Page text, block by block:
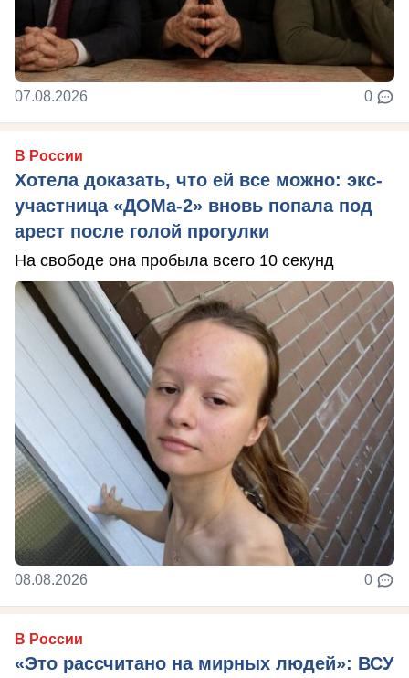
07.08.2026 0
В России
Хотела доказать, что ей все можно: экс-
участница «ДОМа-2» вновь попала под
арест после голой прогулки
На свободе она пробыла всего 10 секунд
08.08.2026 0
В России
«Это рассчитано на мирных людей»: ВСУ